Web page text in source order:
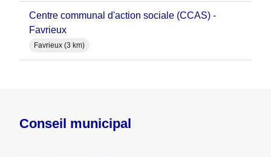
Centre communal d'action sociale (CCAS) -
Favrieux
Favrieux (3 km)
Conseil municipal